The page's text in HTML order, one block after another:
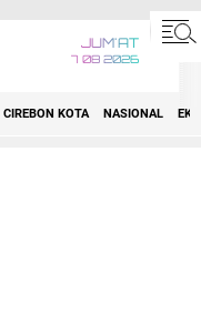
JUM'AT
7 08 2026
CIREBON KOTA NASIONAL